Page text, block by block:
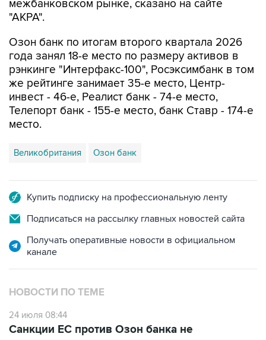
Озон банк по итогам второго квартала 2026
рэнкинге "Интерфакс-100", Росэксимбанк в том
же рейтинге занимает 35-е место, Центр-
инвест - 46-е, Реалист банк - 74-е место,
Телепорт банк - 155-е место, банк Ставр - 174-е
место.
Великобритания
Подписаться на рассылку главных новостей сайта
Получать оперативные новости в официальном
НОВОСТИ ПО ТЕМЕ
24 июля 08:44
распространяются на другие юрлица группы
Ozon